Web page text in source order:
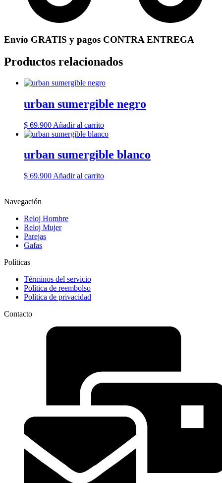
Envío GRATIS y pagos CONTRA ENTREGA
Productos relacionados
urban sumergible negro
$ 69.900 Añadir al carrito
urban sumergible blanco
$ 69.900 Añadir al carrito
Navegación
Reloj Hombre
Reloj Mujer
Parejas
Gafas
Políticas
Términos del servicio
Política de reembolso
Política de privacidad
Contacto